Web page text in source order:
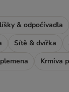
& odpočívadla
Sítě & dvířka
Krmiva